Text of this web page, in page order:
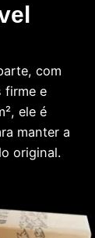
com
firme e
ele é
manter a
original.